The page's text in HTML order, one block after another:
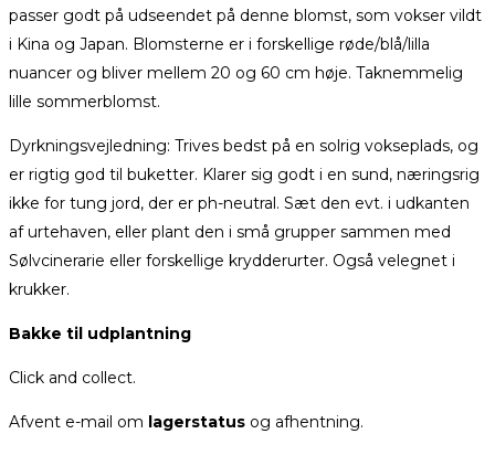
passer godt på udseendet på denne blomst, som vokser vildt
i Kina og Japan. Blomsterne er i forskellige røde/blå/lilla
nuancer og bliver mellem 20 og 60 cm høje. Taknemmelig
lille sommerblomst.
Dyrkningsvejledning: Trives bedst på en solrig vokseplads, og
er rigtig god til buketter. Klarer sig godt i en sund, næringsrig
ikke for tung jord, der er ph-neutral. Sæt den evt. i udkanten
af urtehaven, eller plant den i små grupper sammen med
Sølvcinerarie eller forskellige krydderurter. Også velegnet i
krukker.
Bakke til udplantning
Click and collect.
Afvent e-mail om lagerstatus og afhentning.